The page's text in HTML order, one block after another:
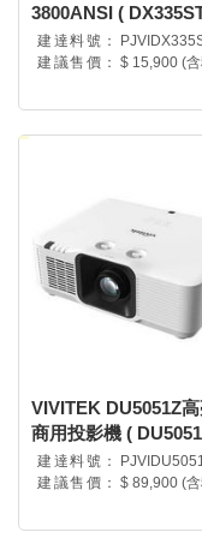
3800ANSI (
建達料號：
建議售價： $ 15,900 (
VIVITEK DU5051Z
商用投影機 (
建達料號：
建議售價： $ 89,900 (